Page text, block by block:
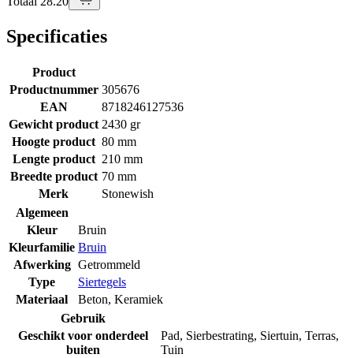
Specificaties
Product
Productnummer 305676
EAN
8718246127536
Gewicht product 2430 gr
Hoogte product 80 mm
Lengte product 210 mm
Breedte product 70 mm
Merk
Stonewish
Algemeen
Kleur
Bruin
Kleurfamilie Bruin
Afwerking Getrommeld
Type
Siertegels
Materiaal
Beton, Keramiek
Gebruik
Geschikt voor onderdeel
buiten
Pad, Sierbestrating, Siertuin, Terras,
Tuin